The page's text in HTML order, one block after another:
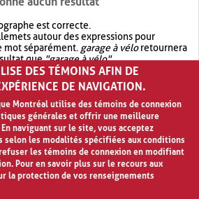
est correcte.
autour des expressions pour
mot séparément. garage à véloretournera
que"garage à vélo".
votre recherche avec OR.garage OR vélo
plus de résultat quegarage à vélo
DES TÉMOINS AFIN DE
DE NAVIGATION.
Montréal utilise des témoins de connexion
générales et offrir une meilleure
naviguant sur le site, vous acceptez
selon les modalités spécifiées aux conditions
les témoins de connexion en modifiant
Pour en savoir plus sur le recours aux
la protection de vos renseignements